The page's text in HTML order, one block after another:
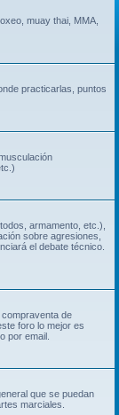
muay thai, MMA,
practicarlas, puntos
armamento, etc.),
sobre agresiones,
el debate técnico.
de
foro lo mejor es
por email.
que se puedan
marciales.